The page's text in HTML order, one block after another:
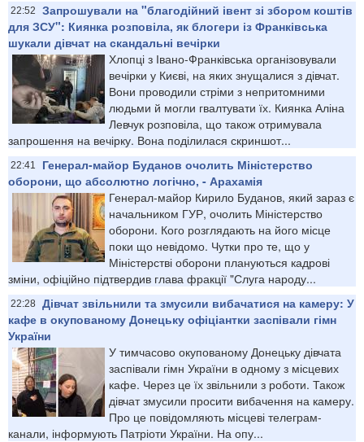
22:52
Запрошували на "благодійний івент зі збором коштів
для ЗСУ": Киянка розповіла, як блогери із Франківська
шукали дівчат на скандальні вечірки
Хлопці з Івано-Франківська організовували
вечірки у Києві, на яких знущалися з дівчат.
Вони проводили стріми з непритомними
людьми й могли гвалтувати їх. Киянка Аліна
Левчук розповіла, що також отримувала
запрошення на вечірку. Вона поділилася скриншот...
22:41
Генерал-майор Буданов очолить Міністерство
оборони, що абсолютно логічно, - Арахамія
Генерал-майор Кирило Буданов, який зараз є
начальником ГУР, очолить Міністерство
оборони. Кого розглядають на його місце
поки що невідомо. Чутки про те, що у
Міністерстві оборони плануються кадрові
зміни, офіційно підтвердив глава фракції "Слуга народу...
22:28 Дівчат звільнили та змусили вибачатися на камеру: У
кафе в окупованому Донецьку офіціантки заспівали гімн
України
У тимчасово окупованому Донецьку дівчата
заспівали гімн України в одному з місцевих
кафе. Через це їх звільнили з роботи. Також
дівчат змусили просити вибачення на камеру.
Про це повідомляють місцеві телеграм-
канали, інформують Патріоти України. На опу...